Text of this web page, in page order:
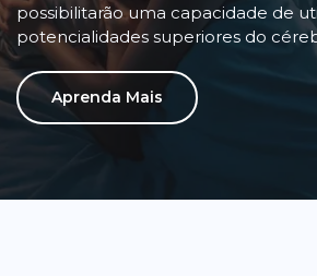
possibilitarão uma capacidade de
potencialidades superiores do
Aprenda Mais